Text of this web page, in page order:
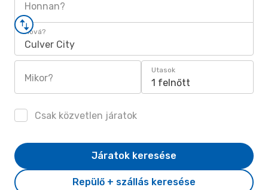
Honnan?
Hová?
Culver City
Mikor?
Utasok
1 felnőtt
Csak közvetlen járatok
Repülő + szállás keresése
Járatok keresése